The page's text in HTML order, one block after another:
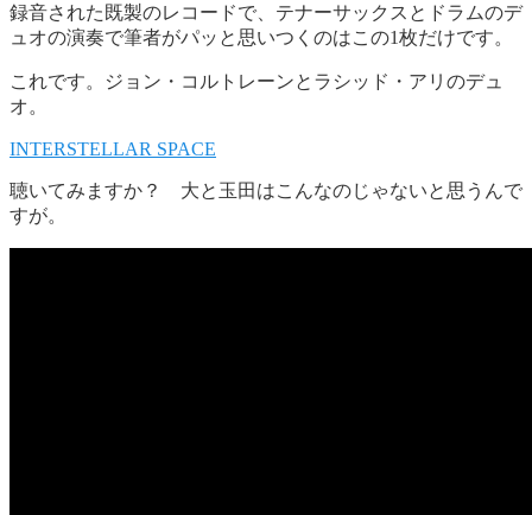
録音された既製のレコードで、テナーサックスとドラムのデ
ュオの演奏で筆者がパッと思いつくのはこの1枚だけです。
これです。ジョン・コルトレーンとラシッド・アリのデュ
オ。
INTERSTELLAR SPACE
聴いてみますか？ 大と玉田はこんなのじゃないと思うんで
すが。